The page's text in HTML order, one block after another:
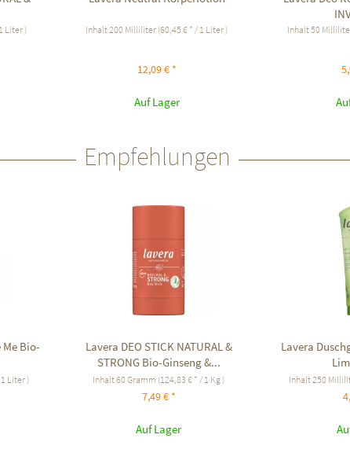
Liter ) Inhalt200 Milliliter (60,45 € * / 1 Liter )
12,09 € *
Auf Lager
Inhalt50
Empfehlungen
Me Bio-
Liter )
Lavera DEO STICK NATURAL &
STRONG Bio-Ginseng &...
Inhalt60 Gramm (124,83 € * / 1 Kg )
7,49 € *
Auf Lager
Lavera
Inhalt250